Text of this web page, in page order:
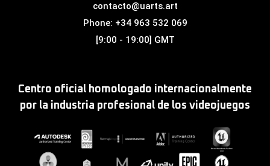
contacto@uarts.art
Phone: +34 963 532 069
[9:00 - 19:00] GMT
Centro oficial homologado internacionalmente
por la industria profesional de los videojuegos